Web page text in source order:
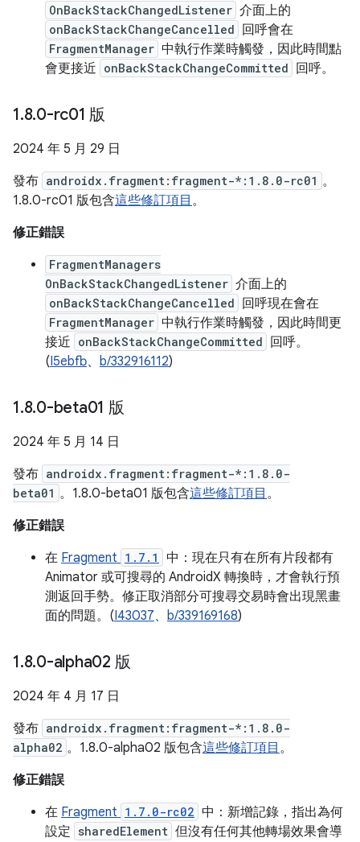
OnBackStackChangedListener 介面上的
onBackStackChangeCancelled 回呼會在
FragmentManager 中執行作業時觸發，因此時間點
會更接近 onBackStackChangeCommitted 回呼。
1.8.0-rc01 版
2024 年 5 月 29 日
發布 androidx.fragment:fragment-*:1.8.0-rc01 。
1.8.0-rc01 版包含這些修訂項目 。
修正錯誤
FragmentManagers
OnBackStackChangedListener 介面上的
onBackStackChangeCancelled 回呼現在會在
FragmentManager 中執行作業時觸發，因此時間更
接近 onBackStackChangeCommitted
回呼。
(I5ebfb、 b/332916112)
1.8.0-beta01 版
2024 年 5 月 14 日
發布 androidx.fragment:fragment-*:1.8.0-
beta01 。1.8.0-beta01 版包含這些修訂項目 。
修正錯誤
在 Fragment 1.7.1
中：現在只有在所有片段都有
Animator 或可搜尋的 AndroidX 轉換時，才會執行預
測返回手勢。修正取消部分可搜尋交易時會出現黑畫
面的問題。(I43037、 b/339169168)
1.8.0-alpha02 版
2024 年 4 月 17 日
發布 androidx.fragment:fragment-*:1.8.0-
alpha02 。1.8.0-alpha02 版包含這些修訂項目 。
修正錯誤
在 Fragment 1.7.0-rc02 中：新增記錄，指出為何
設定 sharedElement 但沒有任何其他轉場效果會導